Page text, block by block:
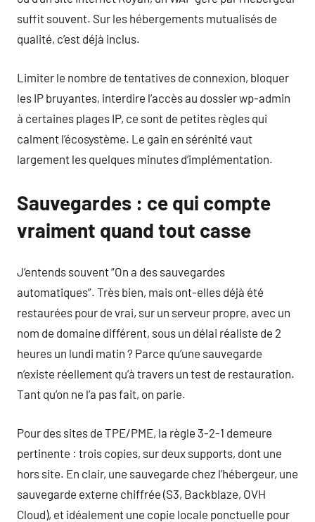
suffit souvent. Sur les hébergements mutualisés de
qualité, c’est déjà inclus.
Limiter le nombre de tentatives de connexion, bloquer
les IP bruyantes, interdire l’accès au dossier wp-admin
à certaines plages IP, ce sont de petites règles qui
calment l’écosystème. Le gain en sérénité vaut
largement les quelques minutes d’implémentation.
Sauvegardes : ce qui compte
vraiment quand tout casse
J’entends souvent “On a des sauvegardes
automatiques”. Très bien, mais ont-elles déjà été
restaurées pour de vrai, sur un serveur propre, avec un
nom de domaine différent, sous un délai réaliste de 2
heures un lundi matin ? Parce qu’une sauvegarde
n’existe réellement qu’à travers un test de restauration.
Tant qu’on ne l’a pas fait, on parie.
Pour des sites de TPE/PME, la règle 3-2-1 demeure
pertinente : trois copies, sur deux supports, dont une
hors site. En clair, une sauvegarde chez l’hébergeur, une
sauvegarde externe chiffrée (S3, Backblaze, OVH
Cloud), et idéalement une copie locale ponctuelle pour